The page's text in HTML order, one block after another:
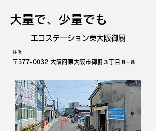
​大量で、少量でも
エコステーション東大阪御厨
住所
〒577-0032 大阪府東大阪市御厨３丁目８−８